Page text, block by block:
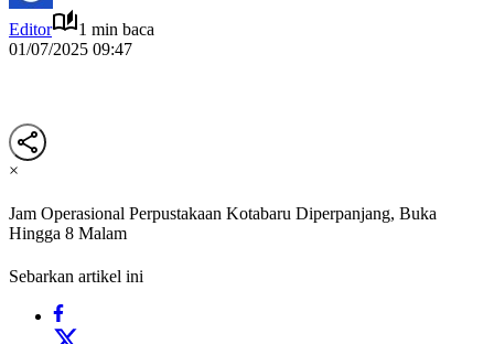
Editor
1 min baca
01/07/2025 09:47
×
Jam Operasional Perpustakaan Kotabaru Diperpanjang, Buka
Hingga 8 Malam
Sebarkan artikel ini